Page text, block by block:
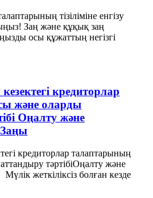
тізіліміне енгізу
Заң және құқық заң
осы құжаттың негізгі
кредиторлар
және оларды
Оңалту және
кредиторлар талаптарының
тәртібіОңалту және
жеткіліксіз болған кезде